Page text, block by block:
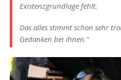
Existenzgrundlage fehlt.
Das alles stimmt schon sehr
Gedanken bei ihnen.“